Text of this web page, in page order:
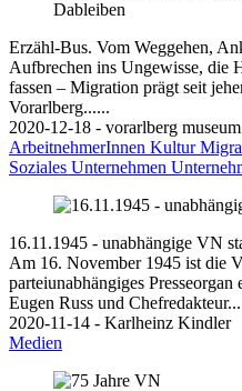
Erzähl-Bus. Vom Weggehen,
Aufbrechen ins Ungewisse, die
fassen – Migration prägt seit
Vorarlberg......
2020-12-18 - vorarlberg museum
ArbeitnehmerInnen Kultur
Soziales Unternehmen
16.11.1945 - unabhängige VN
Am 16. November 1945 ist die
parteiunabhängiges
Eugen Russ und
2020-11-14 - Karlheinz Kindler
Medien